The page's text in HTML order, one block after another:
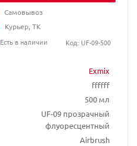
Exmix
ffffff
500 мл
UF-09 прозрачный
флуоресцентный
Airbrush
Самовывоз
Курьер, ТК
Есть в наличии
Код: UF-09-500